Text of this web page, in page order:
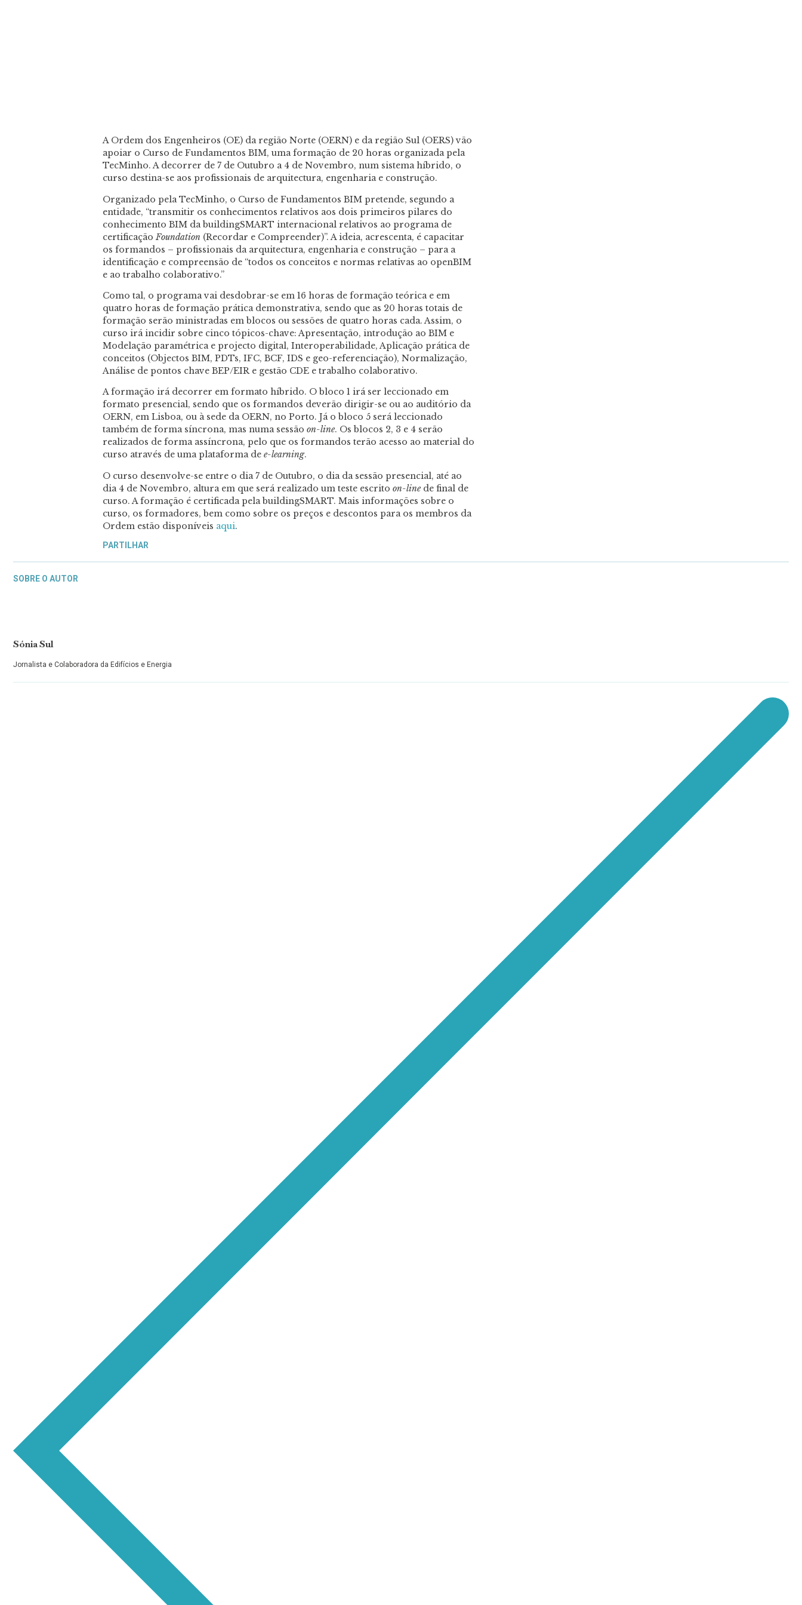
A Ordem dos Engenheiros (OE) da região Norte (OERN) e da região Sul (OERS) vão
apoiar o Curso de Fundamentos BIM, uma formação de 20 horas organizada pela
TecMinho. A decorrer de 7 de Outubro a 4 de Novembro, num sistema híbrido, o
curso destina-se aos profissionais de arquitectura, engenharia e construção.
Organizado pela TecMinho, o Curso de Fundamentos BIM pretende, segundo a
entidade, “transmitir os conhecimentos relativos aos dois primeiros pilares do
conhecimento BIM da buildingSMART internacional relativos ao programa de
certificação Foundation (Recordar e Compreender)”. A ideia, acrescenta, é capacitar
os formandos – profissionais da arquitectura, engenharia e construção – para a
identificação e compreensão de “todos os conceitos e normas relativas ao openBIM
e ao trabalho colaborativo.”
Como tal, o programa vai desdobrar-se em 16 horas de formação teórica e em
quatro horas de formação prática demonstrativa, sendo que as 20 horas totais de
formação serão ministradas em blocos ou sessões de quatro horas cada. Assim, o
curso irá incidir sobre cinco tópicos-chave: Apresentação, introdução ao BIM e
Modelação paramétrica e projecto digital, Interoperabilidade, Aplicação prática de
conceitos (Objectos BIM, PDTs, IFC, BCF, IDS e geo-referenciação), Normalização,
Análise de pontos chave BEP/EIR e gestão CDE e trabalho colaborativo.
A formação irá decorrer em formato híbrido. O bloco 1 irá ser leccionado em
formato presencial, sendo que os formandos deverão dirigir-se ou ao auditório da
OERN, em Lisboa, ou à sede da OERN, no Porto. Já o bloco 5 será leccionado
também de forma síncrona, mas numa sessão on-line. Os blocos 2, 3 e 4 serão
realizados de forma assíncrona, pelo que os formandos terão acesso ao material do
curso através de uma plataforma de e-learning.
O curso desenvolve-se entre o dia 7 de Outubro, o dia da sessão presencial, até ao
dia 4 de Novembro, altura em que será realizado um teste escrito on-linede final de
curso. A formação é certificada pela buildingSMART. Mais informações sobre o
curso, os formadores, bem como sobre os preços e descontos para os membros da
Ordem estão disponíveis aqui.
PARTILHAR
SOBRE O AUTOR
Sónia Sul
Jornalista e Colaboradora da Edifícios e Energia